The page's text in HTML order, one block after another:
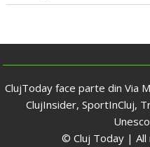
ClujToday face parte din Via
ClujInsider, SportInCluj,
© Cluj Today |